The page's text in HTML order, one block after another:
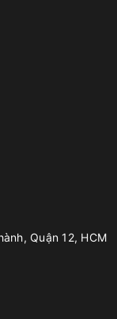
Quận 12, HCM